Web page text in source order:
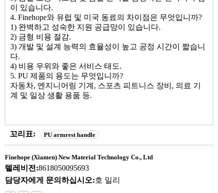
이 있습니다.
4. Finehope와 유럽 및 미국 동료의 차이점은 무엇입니까?
1) 완벽하고 성숙한 지원 공급망이 있습니다.
2) 금형 비용 절감.
3) 개발 및 설계 능력의 효율성이 높고 공정 시간이 짧습니
다.
4) 비용 우위와 좋은 서비스 태도.
5. PU 제품의 용도는 무엇입니까?
자동차, 엔지니어링 기계, 스포츠 피트니스 장비, 의료 기
계 및 일상 생활 용품 등.
꼬리표: PU armrest handle
Finehope (Xiamen) New Material Technology Co., Ltd
텔레비전:8618050095693
담당자에게 문의하십시오:호 일리